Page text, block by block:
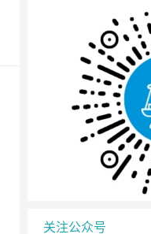
关注公众号